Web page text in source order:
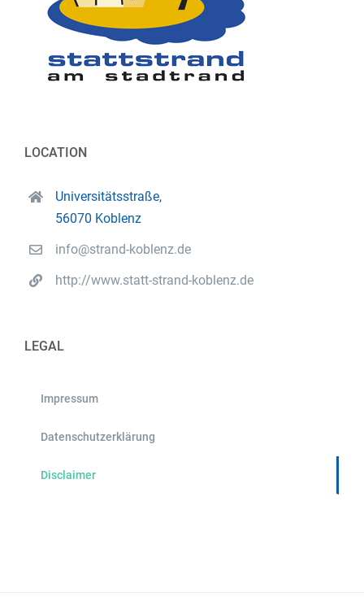
LOCATION
Universitätsstraße,
56070 Koblenz
info@strand-koblenz.de
http://www.statt-strand-koblenz.de
LEGAL
Impressum
Datenschutzerklärung
Disclaimer